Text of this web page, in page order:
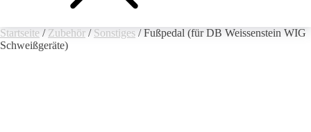
Startseite / Zubehör / Sonstiges / Fußpedal (für DB Weissenstein WIG
Schweißgeräte)